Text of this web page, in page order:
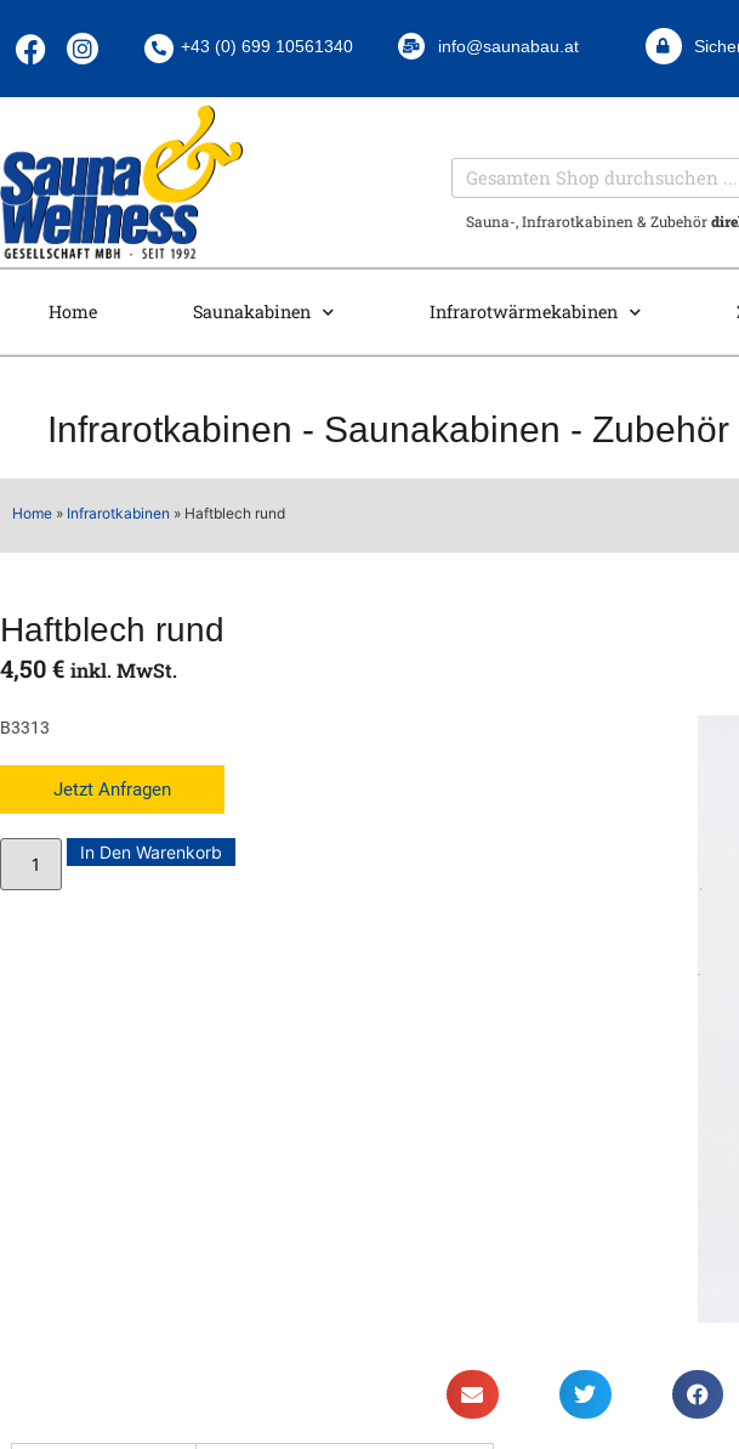
+43 (0) 699 10561340 info@saunabau.at
Sauna-, Infrarotkabinen & Zubehör
Home Saunakabinen Infrarotwärmekabinen
Infrarotkabinen - Saunakabinen - Zubehör
Home » Infrarotkabinen » Haftblech rund
Haftblech rund
4,50€ inkl. MwSt.
B3313
Jetzt Anfragen
In Den Warenkorb